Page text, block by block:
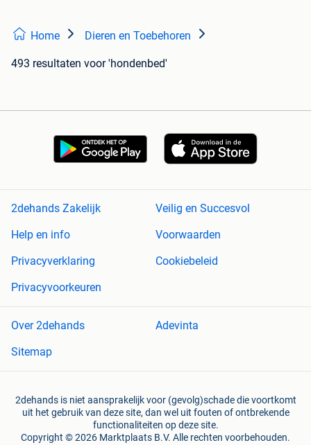
Home Dieren en Toebehoren
493 resultaten voor 'hondenbed'
2dehands Zakelijk
Veilig en Succesvol
Help en info
Voorwaarden
Privacyverklaring
Cookiebeleid
Privacyvoorkeuren
Over 2dehands
Adevinta
Sitemap
2dehands is niet aansprakelijk voor (gevolg)schade die voortkomt
uit het gebruik van deze site, dan wel uit fouten of ontbrekende
functionaliteiten op deze site.
Copyright © 2026 Marktplaats B.V. Alle rechten voorbehouden.